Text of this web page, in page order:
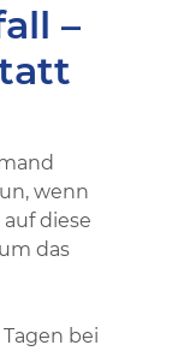
–
wenn
diese
das
bei